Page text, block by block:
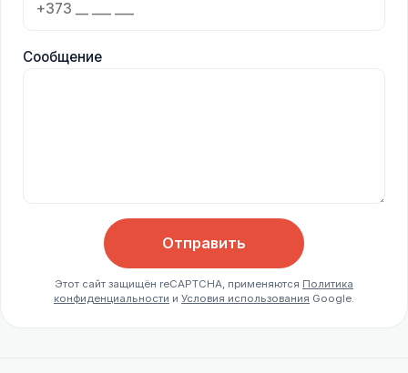
Сообщение
Отправить
Этот сайт защищён reCAPTCHA, применяются Политика
конфиденциальности и Условия использования Google.